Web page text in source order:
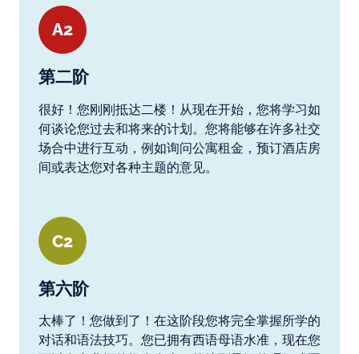
A2
第二阶
很好！您刚刚抵达二楼！从现在开始，您将学习如
何谈论您过去和将来的计划。您将能够在许多社交
场合中进行互动，例如询问公寓租金，预订酒店房
间或表达您对各种主题的意见。
C2
第六阶
太棒了！您做到了！在这阶段您将完全掌握所学的
对话和语法技巧。您已拥有西语母语水准，现在您